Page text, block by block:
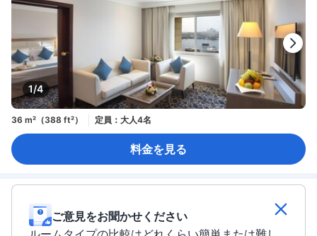
1/4
36 m²（388 ft²） 定員：大人4名
料金を見る
ご意見をお聞かせください